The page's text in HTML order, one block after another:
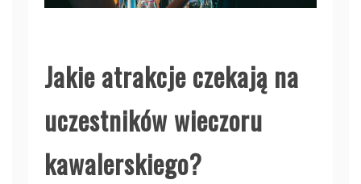
Jakie atrakcje czekają na
uczestników wieczoru
kawalerskiego?